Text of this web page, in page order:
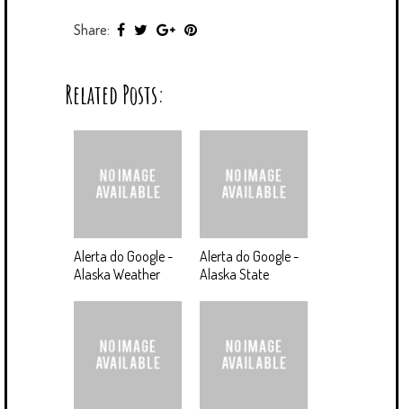
Share:
Related Posts:
Alerta do Google -
Alaska Weather
Alerta do Google -
Alaska State